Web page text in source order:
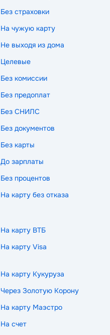
Без страховки
На чужую карту
Не выходя из дома
Целевые
Без комиссии
Без предоплат
Без СНИЛС
Без документов
Без карты
До зарплаты
Без процентов
На карту без отказа
На карту ВТБ
На карту Visa
На карту Кукуруза
Через Золотую Корону
На карту Маэстро
На счет